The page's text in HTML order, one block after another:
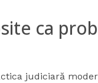
ca
judiciară